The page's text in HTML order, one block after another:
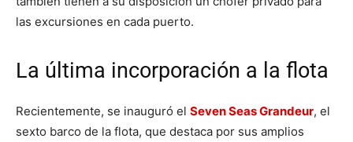
las excursiones en cada puerto.
La última incorporación a la flota
Recientemente, se inauguró el Seven Seas Grandeur, el
sexto barco de la flota, que destaca por sus amplios